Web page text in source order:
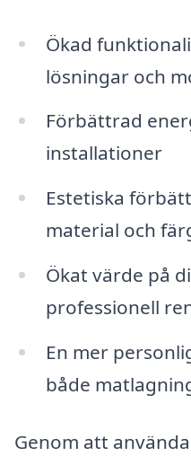
Ökad
lösningar och
Förbättrad
installationer
Estetiska
material och
Ökat värde på
professionell
En mer
både
Genom att